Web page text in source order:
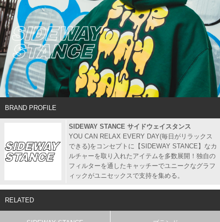
BRAND PROFILE
SIDEWAY STANCE サイドウェイスタンス
YOU CAN RELAX EVERY DAY(毎日がリラックス
できる)をコンセプトに【SIDEWAY STANCE】なカ
ルチャーを取り入れたアイテムを多数展開！独自の
フィルターを通したキャッチーでユニークなグラフ
ィックがユニセックスで支持を集める。
RELATED